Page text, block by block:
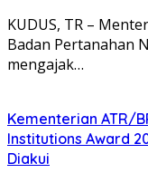
KUDUS, TR –
Badan Pertanahan
mengajak…
Kementerian ATR/
Institutions Award
Diakui